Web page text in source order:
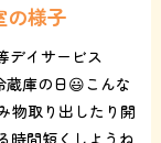
の様子
デイサービス
蔵庫の日😃こんな
物取り出したり開